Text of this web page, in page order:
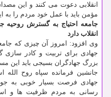
انقلابی دعوت می کنند و این
مؤمن باید با عمل خود مردم را به
جامعه احتیاج به گسترش روحیه
انقلاب دارد
وی افزود: امروز آن چیزی که
جهادی برای تربیت و کادر سازی
بزرگ جهادگران بسیجی باید این
جانشین فرمانده سپاه روح الله
جهادی فرصت بسیار خوبی به
رسانی به مردم ظرفیت ها و